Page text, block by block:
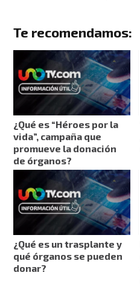
Te recomendamos:
¿Qué es “Héroes por la
vida”, campaña que
promueve la donación
de órganos?
¿Qué es un trasplante y
qué órganos se pueden
donar?